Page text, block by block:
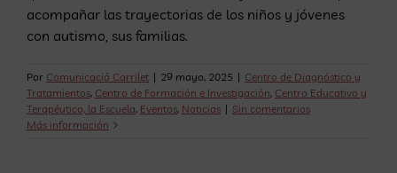
acompañar las trayectorias de los niños y jóvenes
con autismo, sus familias.
Por Comunicació Carrilet | 29 mayo, 2025 | Centro de Diagnóstico y
Tratamientos, Centro de Formación e Investigación, Centro Educativo y
Terapéutico, la Escuela, Eventos, Noticias | Sin comentarios
Más información